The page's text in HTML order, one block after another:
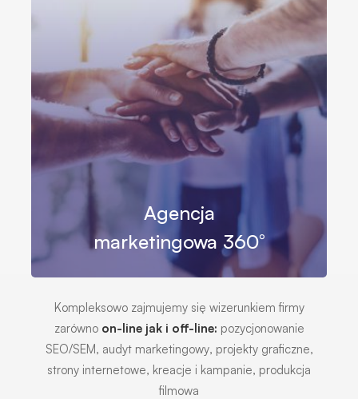
Agencja
marketingowa 360°
Kompleksowo zajmujemy się wizerunkiem firmy
zarówno on-line jak i off-line: pozycjonowanie
SEO/SEM‚ audyt marketingowy‚ projekty graficzne,
strony internetowe‚ kreacje i kampanie, produkcja
filmowa